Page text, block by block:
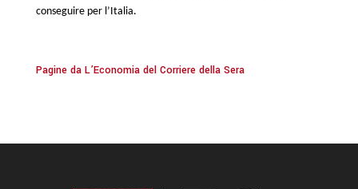
conseguire per l’Italia.
Pagine da L’Economia del Corriere della Sera